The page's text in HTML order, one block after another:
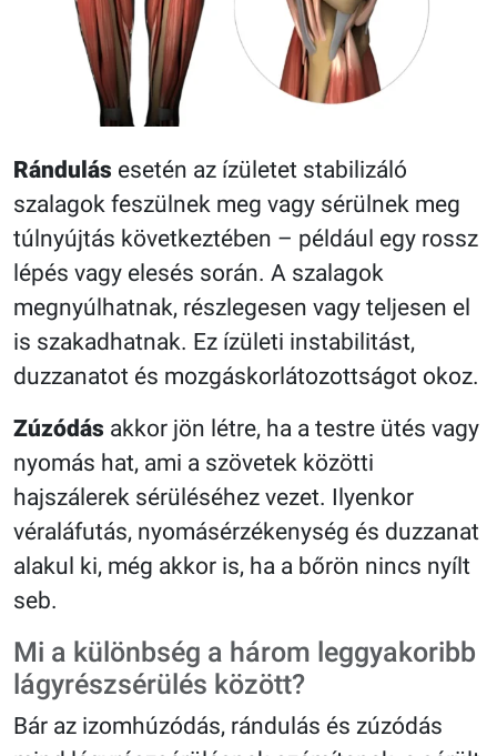
Rándulás esetén az ízületet stabilizáló
szalagok feszülnek meg vagy sérülnek meg
túlnyújtás következtében – például egy rossz
lépés vagy elesés során. A szalagok
megnyúlhatnak, részlegesen vagy teljesen el
is szakadhatnak. Ez ízületi instabilitást,
duzzanatot és mozgáskorlátozottságot okoz.
Zúzódás akkor jön létre, ha a testre ütés vagy
nyomás hat, ami a szövetek közötti
hajszálerek sérüléséhez vezet. Ilyenkor
véraláfutás, nyomásérzékenység és duzzanat
alakul ki, még akkor is, ha a bőrön nincs nyílt
seb.
Mi a különbség a három leggyakoribb
lágyrészsérülés között?
Bár az izomhúzódás, rándulás és zúzódás